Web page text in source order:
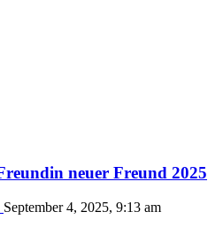
neuer Freund 2025
September 4, 2025, 9:13 am